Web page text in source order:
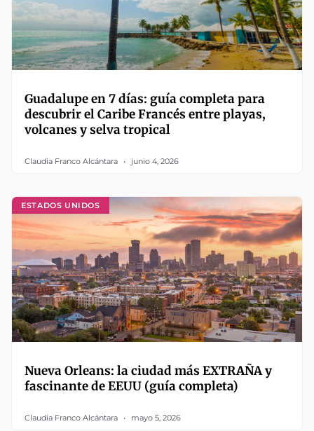
Guadalupe en 7 días: guía completa para
descubrir el Caribe Francés entre playas,
volcanes y selva tropical
Claudia Franco Alcántara junio 4, 2026
ESTADOS UNIDOS
Nueva Orleans: la ciudad más EXTRAÑA y
fascinante de EEUU (guía completa)
Claudia Franco Alcántara mayo 5, 2026